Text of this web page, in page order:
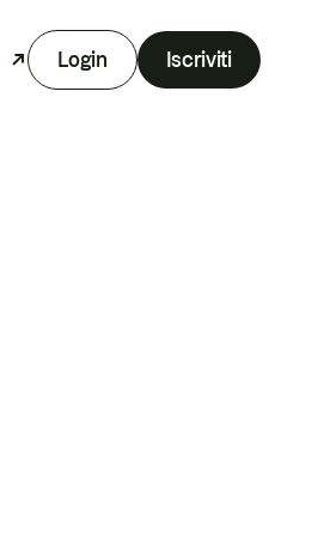
Login Iscriviti